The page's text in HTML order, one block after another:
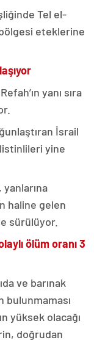
Tel el-
eteklerine
yanı sıra
İsrail
yine
haline gelen
sürülüyor.
ölüm oranı 3
ve barınak
bulunmaması
yüksek olacağı
doğrudan